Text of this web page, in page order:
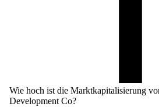
Wie hoch ist die Marktkapitalisierung
Development Co?